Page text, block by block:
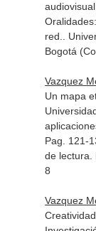
red.
.
Bogotá
Vazquez
Un mapa
Pag. 121-
de lectura
8
Vazquez